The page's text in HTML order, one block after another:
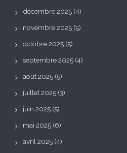
décembre 2025 (4)
novembre 2025 (5)
octobre 2025 (5)
septembre 2025 (4)
août 2025 (5)
juillet 2025 (3)
juin 2025 (5)
mai 2025 (6)
avril 2025 (4)